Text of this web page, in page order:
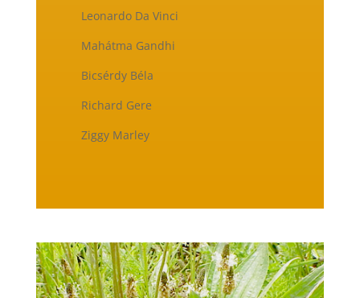
Leonardo Da Vinci
Mahátma Gandhi
Bicsérdy Béla
Richard Gere
Ziggy Marley